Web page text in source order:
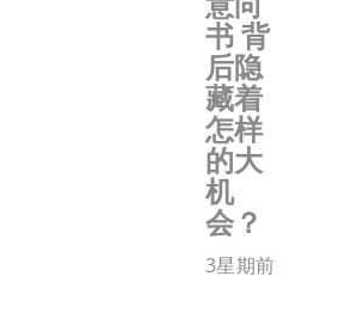
书 背
后隐
藏着
怎样
的大
机
会？
3星期前